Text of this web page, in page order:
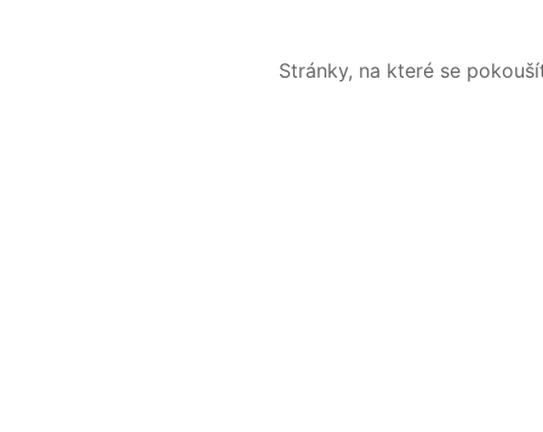
Stránky, na které se